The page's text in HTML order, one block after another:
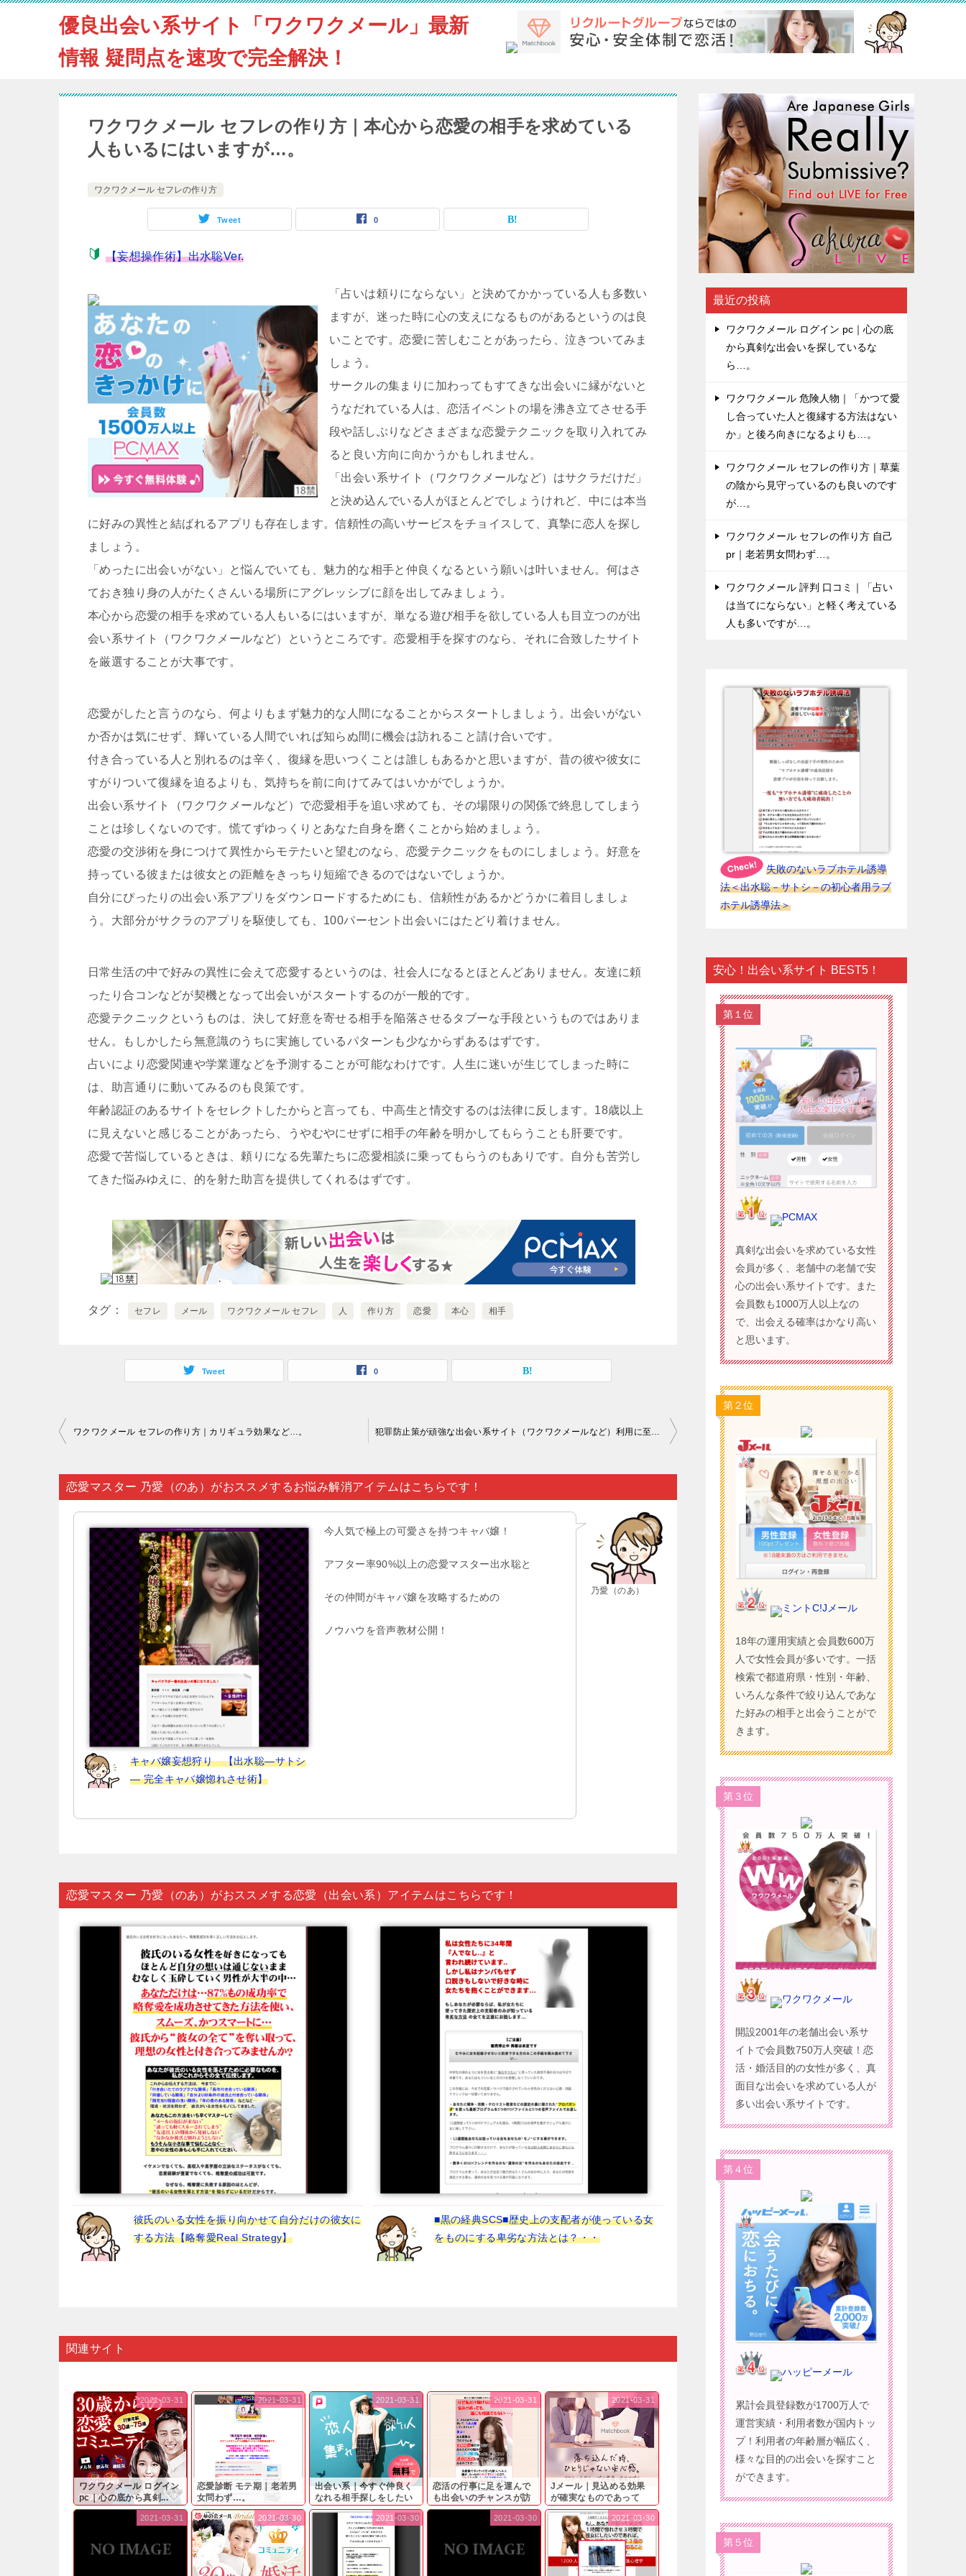
優良出会い系サイト「ワクワクメール」最新
情報 疑問点を速攻で完全解決！
ワクワクメール セフレの作り方｜本心から恋愛の相手を求めている
人もいるにはいますが…。
ワクワクメール セフレの作り方
Tweet 0
【妄想操作術】出水聡Ver.
「占いは頼りにならない」と決めてかかっている人も多数い
ますが、迷った時に心の支えになるものがあるというのは良
いことです。恋愛に苦しむことがあったら、泣きついてみま
しょう。
サークルの集まりに加わってもすてきな出会いに縁がないと
うなだれている人は、恋活イベントの場を沸き立てさせる手
段や話しぶりなどさまざまな恋愛テクニックを取り入れてみ
ると良い方向に向かうかもしれません。
「出会い系サイト（ワクワクメールなど）はサクラだけだ」
と決め込んでいる人がほとんどでしょうけれど、中には本当
に好みの異性と結ばれるアプリも存在します。信頼性の高いサービスをチョイスして、真摯に恋人を探し
ましょう。
「めったに出会いがない」と悩んでいても、魅力的な相手と仲良くなるという願いは叶いません。何はさ
ておき独り身の人がたくさんいる場所にアグレッシブに顔を出してみましょう。
本心から恋愛の相手を求めている人もいるにはいますが、単なる遊び相手を欲している人も目立つのが出
会い系サイト（ワクワクメールなど）というところです。恋愛相手を探すのなら、それに合致したサイト
を厳選することが大事です。
恋愛がしたと言うのなら、何よりもまず魅力的な人間になることからスタートしましょう。出会いがない
か否かは気にせず、輝いている人間でいれば知らぬ間に機会は訪れること請け合いです。
付き合っている人と別れるのは辛く、復縁を思いつくことは誰しもあるかと思いますが、昔の彼や彼女に
すがりついて復縁を迫るよりも、気持ちを前に向けてみてはいかがでしょうか。
出会い系サイト（ワクワクメールなど）で恋愛相手を追い求めても、その場限りの関係で終息してしまう
ことは珍しくないのです。慌てずゆっくりとあなた自身を磨くことから始めましょう。
恋愛の交渉術を身につけて異性からモテたいと望むのなら、恋愛テクニックをものにしましょう。好意を
持っている彼または彼女との距離をきっちり短縮できるのではないでしょうか。
自分にぴったりの出会い系アプリをダウンロードするためにも、信頼性があるかどうかに着目しましょ
う。大部分がサクラのアプリを駆使しても、100パーセント出会いにはたどり着けません。
日常生活の中で好みの異性に会えて恋愛するというのは、社会人になるとほとんどありません。友達に頼
ったり合コンなどが契機となって出会いがスタートするのが一般的です。
恋愛テクニックというものは、決して好意を寄せる相手を陥落させるタブーな手段というものではありま
せん。もしかしたら無意識のうちに実施しているパターンも少なからずあるはずです。
占いにより恋愛関連や学業運などを予測することが可能なわけです。人生に迷いが生じてしまった時に
は、助言通りに動いてみるのも良策です。
年齢認証のあるサイトをセレクトしたからと言っても、中高生と情交するのは法律に反します。18歳以上
に見えないと感じることがあったら、うやむやにせずに相手の年齢を明かしてもらうことも肝要です。
恋愛で苦悩しているときは、頼りになる先輩たちに恋愛相談に乗ってもらうのもありです。自分も苦労し
てきた悩みゆえに、的を射た助言を提供してくれるはずです。
タグ セフレ メール ワクワクメール セフレ 人 作り方 恋愛 本心 相手
Tweet 0
投
ナ
ビ
ゲ
ワクワクメール セフレの作り方｜カリギュラ効果など…。 犯罪防止策が頑強な出会い系サイト（ワクワクメールなど）利用に至るまでの手続きも何かと多いと言えます…。
恋愛マスター 乃愛（のあ）がおススメするお悩み解消アイテムはこちらです！
乃愛（のあ）
キャバ嬢妄想狩り 【出水聡―サトシ
― 完全キャバ嬢惚れさせ術】
今人気で極上の可愛さを持つキャバ嬢！
アフター率90%以上の恋愛マスター出水聡と
その仲間がキャバ嬢を攻略するための
ノウハウを音声教材公開！
恋愛マスター 乃愛（のあ）がおススメする恋愛（出会い系）アイテムはこちらです！
彼氏のいる女性を振り向かせて自分だけの彼女に
する方法【略奪愛Real Strategy】
■黒の経典SCS■歴史上の支配者が使っている女
をものにする卑劣な方法とは？・・
関連サイト
ワクワクメール ログイン
pc｜心の底から真剣...
2021-03-31
恋愛診断 モテ期｜老若男
女問わず…。
2021-03-31
出会い系｜今すぐ仲良く
なれる相手探しをしたい
と...
2021-03-31
恋活の行事に足を運んで
も出会いのチャンスが訪
れ...
2021-03-31
Jメール｜見込める効果
が確実なものであって
も…...
2021-03-31
2021-03-31 2021-03-30 2021-03-30 2021-03-30 2021-03-30
最近の投稿
ワクワクメール ログイン pc｜心の底
から真剣な出会いを探しているな
ら…。
ワクワクメール 危険人物｜「かつて愛
し合っていた人と復縁する方法はない
か」と後ろ向きになるよりも…。
ワクワクメール セフレの作り方｜草葉
の陰から見守っているのも良いのです
が…。
ワクワクメール セフレの作り方 自己
pr｜老若男女問わず…。
ワクワクメール 評判 口コミ｜「占い
は当てにならない」と軽く考えている
人も多いですが…。
失敗のないラブホテル誘導
法＜出水聡－サトシ－の初心者用ラブ
ホテル誘導法＞
安心！出会い系サイト BEST5！
第１位
PCMAX
真剣な出会いを求めている女性
会員が多く、老舗中の老舗で安
心の出会い系サイトです。また
会員数も1000万人以上なの
で、出会える確率はかなり高い
と思います。
第２位
ミントC!Jメール
18年の運用実績と会員数600万
人で女性会員が多いです。一括
検索で都道府県・性別・年齢、
いろんな条件で絞り込んであな
た好みの相手と出会うことがで
きます。
第３位
ワクワクメール
開設2001年の老舗出会い系サ
イトで会員数750万人突破！恋
活・婚活目的の女性が多く、真
面目な出会いを求めている人が
多い出会い系サイトです。
第４位
ハッピーメール
累計会員登録数が1700万人で
運営実績・利用者数が国内トッ
プ！利用者の年齢層が幅広く、
様々な目的の出会いを探すこと
ができます。
第５位